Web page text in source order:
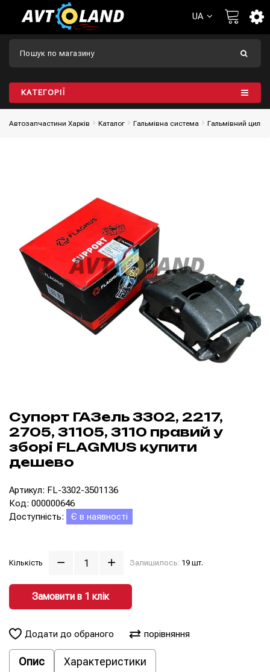
UA
КАТЕГОРІЇ
Автозапчастини Харків Каталог Гальмівна система Гальмівний
Супорт ГАЗель 3302, 2217,
2705, 31105, 3110 правий у
зборі FLAGMUS купити
дешево
Артикул: FL-3302-3501136
Код: 000000646
Доступність:
Є в наявності
Кількість Залишилось: 19 шт.
Замовити в 1 клiк
Додати до обраного порівняння
Опис
Характеристики